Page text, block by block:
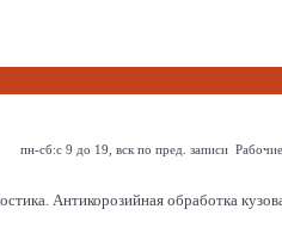
пн-сб:с 9 до 19, вск по пред. записи
обработка кузова.